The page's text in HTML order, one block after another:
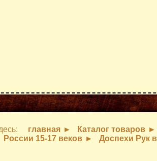
главная Каталог товаров
России 15-17 веков
Доспехи Рук